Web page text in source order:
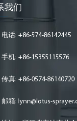
我们
电话: +86-574-86142445
手机: +86-15355115576
传真: +86-0574-86140720
邮箱: lynn@lotus-